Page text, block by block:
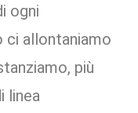
ogni
ci allontaniamo
più
linea